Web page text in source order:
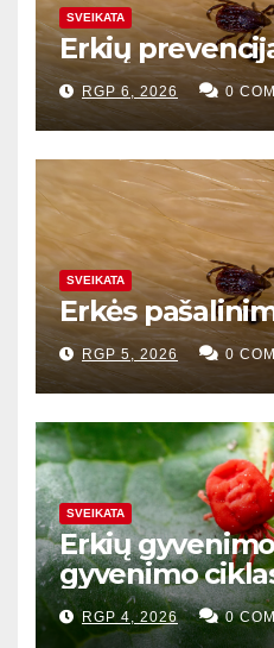
SVEIKATA
Erkių
RGP 6, 2026 0
SVEIKATA
Erkės
RGP 5, 2026 0
SVEIKATA
Erkių
gyvenimo
RGP 4, 2026 0